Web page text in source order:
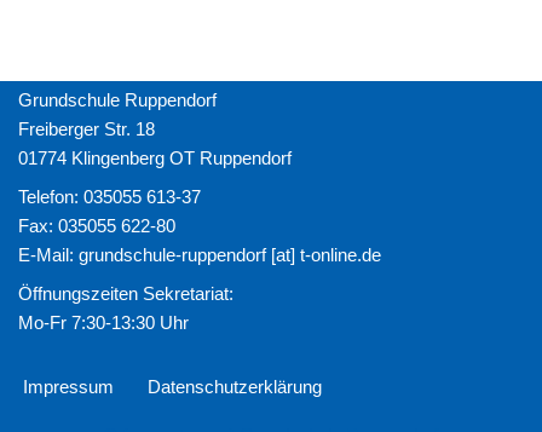
Grundschule Ruppendorf
Freiberger Str. 18
01774 Klingenberg OT Ruppendorf
Telefon: 035055 613-37
Fax: 035055 622-80
E-Mail: grundschule-ruppendorf [at] t-online.de
Öffnungszeiten Sekretariat:
Mo-Fr 7:30-13:30 Uhr
Impressum Datenschutzerklärung